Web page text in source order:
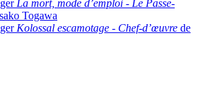
La mort, mode d’emploi - Le Passe-
Togawa
Kolossal escamotage - Chef-d’œuvre de